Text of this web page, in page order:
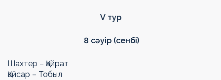
Vтур
8 сәуір (сенбі)
Шахтер – Қайрат
Қайсар – Тобыл